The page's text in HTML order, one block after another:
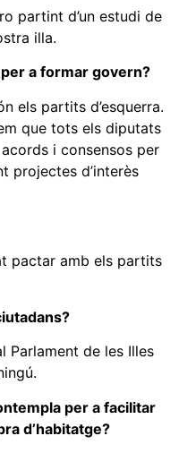
partint d’un estudi de
illa.
a formar govern?
els partits d’esquerra.
que tots els diputats
acords i consensos per
projectes d’interès
pactar amb els partits
Parlament de les Illes
per a facilitar
d’habitatge?